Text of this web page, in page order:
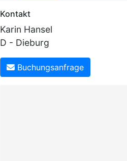
Kontakt
Karin Hansel
D - Dieburg
Buchungsanfrage